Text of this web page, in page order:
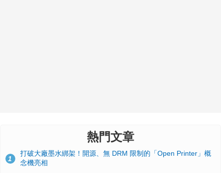
熱門文章
1
打破大廠墨水綁架！開源、無 DRM 限制的「Open Printer」概
念機亮相